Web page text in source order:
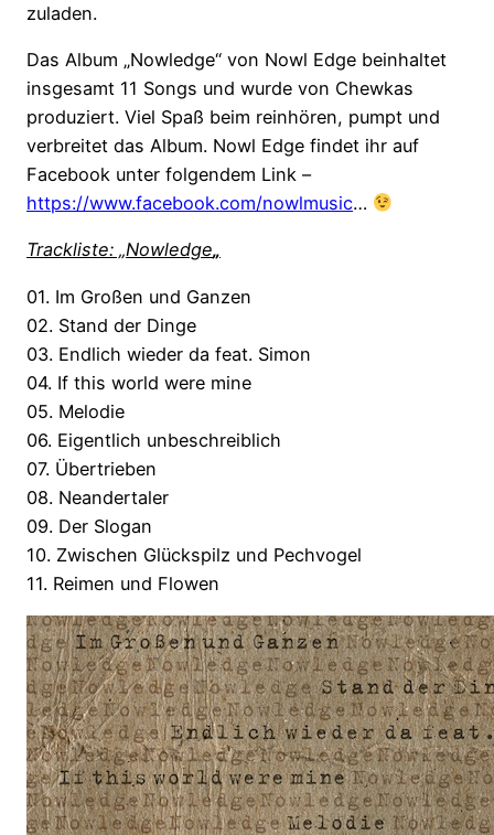
zuladen.
Das Album „Nowledge“ von Nowl Edge beinhaltet
insgesamt 11 Songs und wurde von Chewkas
produziert. Viel Spaß beim reinhören, pumpt und
verbreitet das Album. Nowl Edge findet ihr auf
Facebook unter folgendem Link –
https://www.facebook.com/nowlmusic…
Trackliste: „Nowledge„
01. Im Großen und Ganzen
02. Stand der Dinge
03. Endlich wieder da feat. Simon
04. If this world were mine
05. Melodie
06. Eigentlich unbeschreiblich
07. Übertrieben
08. Neandertaler
09. Der Slogan
10. Zwischen Glückspilz und Pechvogel
11. Reimen und Flowen